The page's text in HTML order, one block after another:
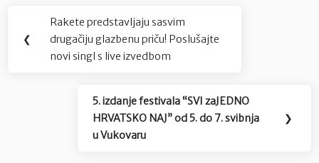
Navigacija
objava
❮
Previous
Post:
Rakete predstavljaju sasvim
drugačiju glazbenu priču! Poslušajte
novi singl s live izvedbom
Next
Post:
5. izdanje festivala “SVI zaJEDNO
HRVATSKO NAJ” od 5. do 7. svibnja
u Vukovaru
❯